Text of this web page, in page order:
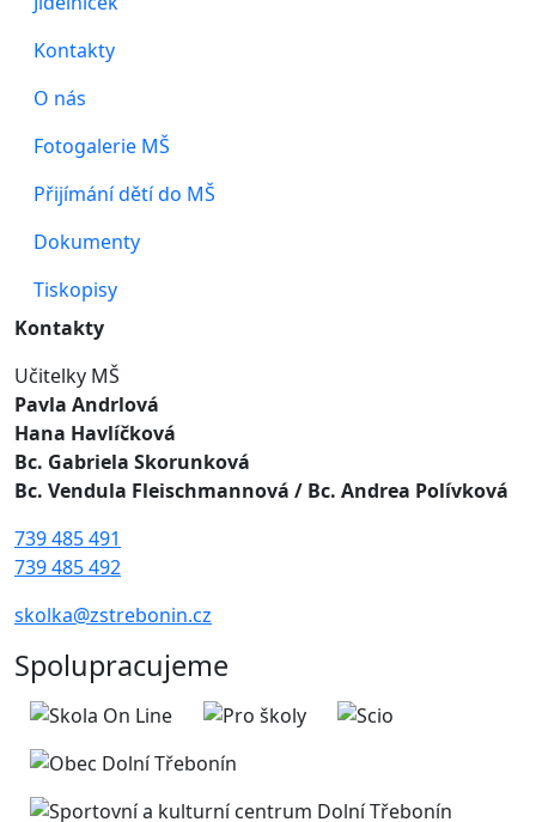
Kontakty
O nás
Fotogalerie MŠ
Přijímání dětí do MŠ
Dokumenty
Tiskopisy
Kontakty
Učitelky MŠ
Pavla Andrlová
Hana Havlíčková
Bc. Gabriela Skorunková
Bc. Vendula Fleischmannová / Bc. Andrea Polívková
739 485 491
739 485 492
skolka@zstrebonin.cz
Spolupracujeme